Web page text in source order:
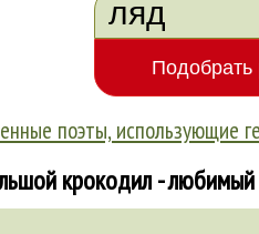
поэты, использующие
крокодил - любимый